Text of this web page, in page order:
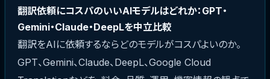
翻訳依頼にコスパのいいAIモデルはどれか：GPT・
Gemini・Claude・DeepLを中立比較
翻訳をAIに依頼するならどのモデルがコスパよいのか。
GPT、Gemini、Claude、DeepL、Google Cloud